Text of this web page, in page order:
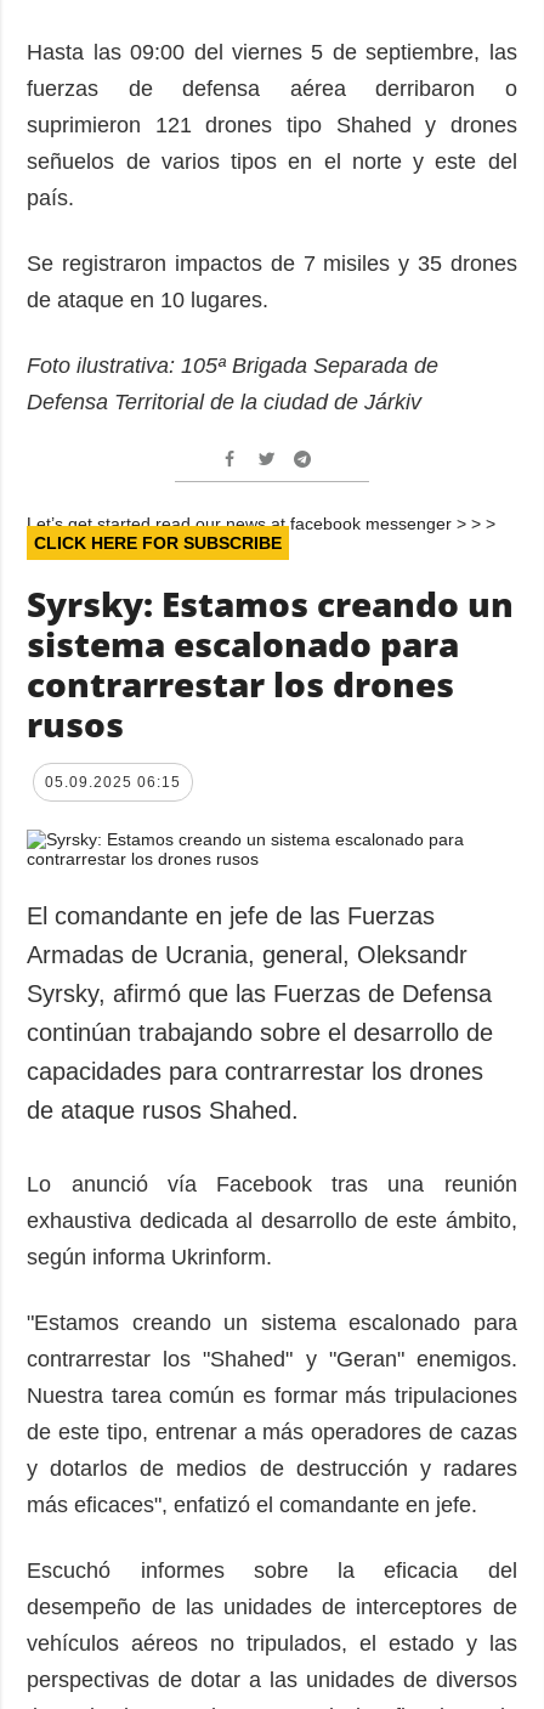
Hasta las 09:00 del viernes 5 de septiembre, las
fuerzas de defensa aérea derribaron o
suprimieron 121 drones tipo Shahed y drones
señuelos de varios tipos en el norte y este del
país.
Se registraron impactos de 7 misiles y 35 drones
de ataque en 10 lugares.
Foto ilustrativa: 105ª Brigada Separada de
Defensa Territorial de la ciudad de Járkiv
Let’s get started read our news at facebook messenger > > >
CLICK HERE FOR SUBSCRIBE
Syrsky: Estamos creando un
sistema escalonado para
contrarrestar los drones
rusos
05.09.2025 06:15
El comandante en jefe de las Fuerzas
Armadas de Ucrania, general, Oleksandr
Syrsky, afirmó que las Fuerzas de Defensa
continúan trabajando sobre el desarrollo de
capacidades para contrarrestar los drones
de ataque rusos Shahed.
Lo anunció vía Facebook tras una reunión
exhaustiva dedicada al desarrollo de este ámbito,
según informa Ukrinform.
"Estamos creando un sistema escalonado para
contrarrestar los "Shahed" y "Geran" enemigos.
Nuestra tarea común es formar más tripulaciones
de este tipo, entrenar a más operadores de cazas
y dotarlos de medios de destrucción y radares
más eficaces", enfatizó el comandante en jefe.
Escuchó informes sobre la eficacia del
desempeño de las unidades de interceptores de
vehículos aéreos no tripulados, el estado y las
perspectivas de dotar a las unidades de diversos